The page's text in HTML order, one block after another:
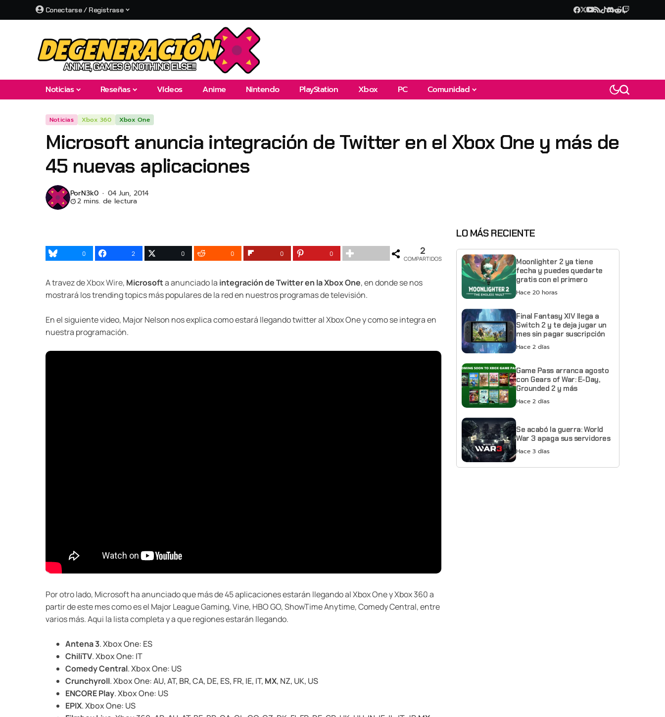
Conectarse / Registrase
Noticias Reseñas Vídeos Anime Nintendo PlayStation Xbox PC Comunidad
Noticias Xbox 360 Xbox One
Microsoft anuncia integración de Twitter en el Xbox One y más de
45 nuevas aplicaciones
PorN3k0 04 Jun, 2014
2 mins. de lectura
0 2 0 0 0 0 2
COMPARTIDOS
A travez deXbox Wire, Microsofta anunciado la integración de Twitter en la Xbox One, en donde se nos
mostrará los trending topics más populares de la red en nuestros programas de televisión.
En el siguiente video, Major Nelson nos explica como estará llegando twitter al Xbox One y como se integra en
nuestra programación.
Por otro lado, Microsoft ha anunciado que más de 45 aplicaciones estarán llegando al Xbox One y Xbox 360 a
partir de este mes como es el Major League Gaming, Vine, HBO GO, ShowTime Anytime, Comedy Central, entre
varios más. Aqui la lista completa y a que regiones estarán llegando.
Antena 3. Xbox One: ES
ChiliTV. Xbox One: IT
Comedy Central. Xbox One: US
Crunchyroll. Xbox One: AU, AT, BR, CA, DE, ES, FR, IE, IT, MX, NZ, UK, US
ENCORE Play. Xbox One: US
EPIX. Xbox One: US
LO MÁS RECIENTE
Moonlighter 2 ya tiene
fecha y puedes quedarte
gratis con el primero
Hace 20 horas
Final Fantasy XIV llega a
Switch 2 y te deja jugar un
mes sin pagar suscripción
Hace 2 días
Game Pass arranca agosto
con Gears of War: E-Day,
Grounded 2 y más
Hace 2 días
Se acabó la guerra: World
War 3 apaga sus servidores
Hace 3 días